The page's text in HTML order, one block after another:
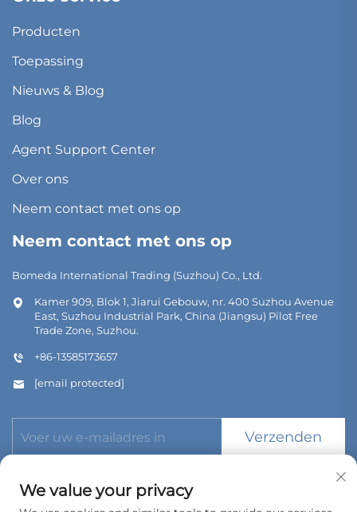
Producten
Toepassing
Nieuws & Blog
Blog
Agent Support Center
Over ons
Neem contact met ons op
Neem contact met ons op
Bomeda International Trading (Suzhou) Co., Ltd.
Kamer 909, Blok 1, Jiarui Gebouw, nr. 400 Suzhou Avenue
East, Suzhou Industrial Park, China (Jiangsu) Pilot Free
Trade Zone, Suzhou.
+86-13585173657
[email protected]
Verzenden
We value your privacy